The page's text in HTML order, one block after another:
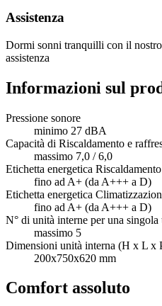
Assistenza
Dormi sonni tranquilli con il
assistenza
Informazioni sul
Pressione sonore
minimo 27 dBA
Capacità di Riscaldamento e
massimo 7,0 / 6,0
Etichetta energetica Riscaldamento
fino ad A+ (da A+++ a D)
Etichetta energetica
fino ad A+ (da A+++ a D)
N° di unità interne per una
massimo 5
Dimensioni unità interna (H x L x
200x750x620 mm
Comfort assoluto